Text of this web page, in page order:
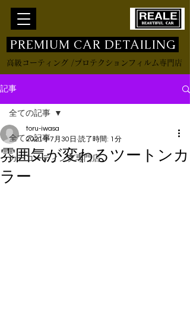
​ PREMIUM CAR DETAILING
高級コーティング /プロテクションフィルム専門店
記事
全ての記事
カーコーティング専門店
全ての記事
雰囲気が変わるツートンカ
ラー
toru-iwasa
2021年7月30日 読了時間: 1分